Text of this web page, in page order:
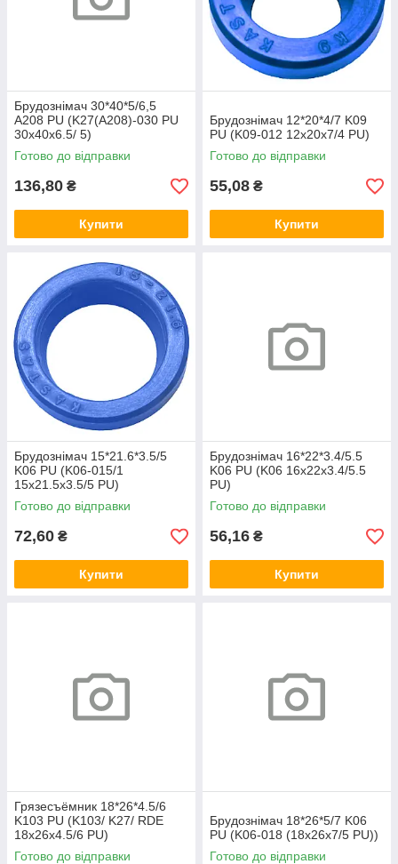
Брудознімач 30*40*5/6,5
A208 PU (K27(A208)-030 PU
30х40х6.5/ 5)
Готово до відправки
136,80 ₴
Купити
Брудознімач 12*20*4/7 K09
PU (K09-012 12х20х7/4 PU)
Готово до відправки
55,08 ₴
Купити
Брудознімач 15*21.6*3.5/5
K06 PU (K06-015/1
15х21.5х3.5/5 PU)
Готово до відправки
72,60 ₴
Купити
Брудознімач 16*22*3.4/5.5
K06 PU (K06 16х22х3.4/5.5
PU)
Готово до відправки
56,16 ₴
Купити
Грязесъёмник 18*26*4.5/6
K103 PU (K103/ K27/ RDE
18х26х4.5/6 PU)
Готово до відправки
Брудознімач 18*26*5/7 K06
PU (K06-018 (18х26х7/5 PU))
Готово до відправки